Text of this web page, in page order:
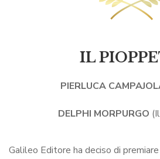
IL
PIERLUCA
DELPHI MORPURGO
Galileo Editore ha deciso di